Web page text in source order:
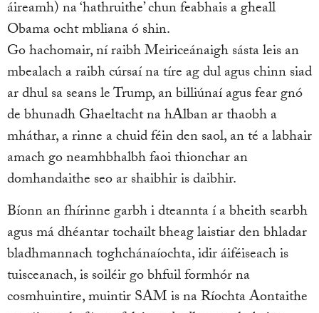
áireamh) na ‘hathruithe’ chun feabhais a gheall
Obama ocht mbliana ó shin.
Go hachomair, ní raibh Meiriceánaigh sásta leis an
mbealach a raibh cúrsaí na tíre ag dul agus chinn siad
ar dhul sa seans le Trump, an billiúnaí agus fear gnó
de bhunadh Ghaeltacht na hAlban ar thaobh a
mháthar, a rinne a chuid féin den saol, an té a labhair
amach go neamhbhalbh faoi thionchar an
domhandaithe seo ar shaibhir is daibhir.
Bíonn an fhírinne garbh i dteannta í a bheith searbh
agus má dhéantar tochailt bheag laistiar den bhladar
bladhmannach toghchánaíochta, idir áiféiseach is
tuisceanach, is soiléir go bhfuil formhór na
cosmhuintire, muintir SAM is na Ríochta Aontaithe